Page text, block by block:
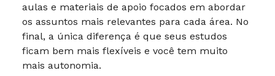
aulas e materiais de apoio focados em abordar
os assuntos mais relevantes para cada área. No
final, a única diferença é que seus estudos
ficam bem mais flexíveis e você tem muito
mais autonomia.